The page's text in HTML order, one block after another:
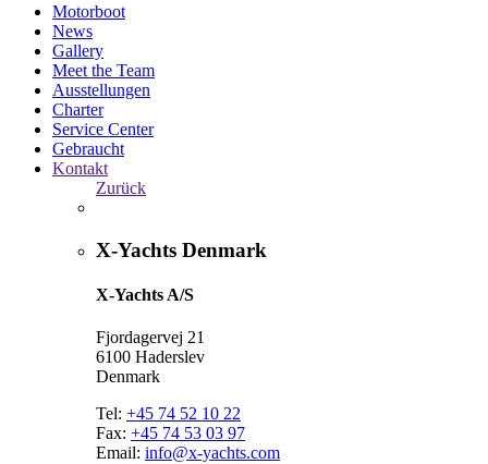
Motorboot
News
Gallery
Meet the Team
Ausstellungen
Charter
Service Center
Gebraucht
Kontakt
Zurück
X-Yachts Denmark
X-Yachts A/S
Fjordagervej 21
6100 Haderslev
Denmark
Tel: +45 74 52 10 22
Fax: +45 74 53 03 97
Email: info@x-yachts.com